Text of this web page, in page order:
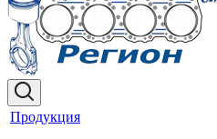
Продукция